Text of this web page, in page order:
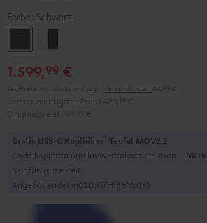
Farbe: Schwarz
Schwarz
1.599,99 €
Gratis USB-C Kopfhörer1 Teufel MOVE 2
Code kopieren und im Warenkorb einlösen.
Nur für kurze Zeit
Angebot endet in02D:07H: 36M:01S